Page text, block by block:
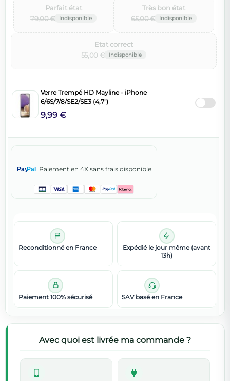
79,00 €
Parfait état‌
65,00 €
Très bon état‌
55,00 €
Etat correct‌
Verre Trempé HD Mayline - iPhone
6/6S/7/8/SE2/SE3 (4,7")
9,99 €
PayPal Paiement en 4X sans frais disponible
Reconditionné en France
Expédié le jour même (avant
13h)
Paiement 100% sécurisé SAV basé en France
Avec quoi est livrée ma commande ?